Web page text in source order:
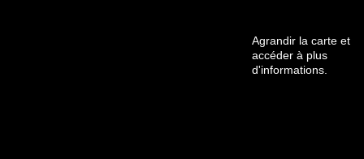
Agrandir la carte et
accéder à plus
d'informations.